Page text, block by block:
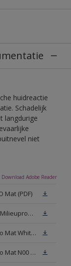
huidreactie
Schadelijk
langdurige
niet
Download Adobe Reader
Mat (PDF)
Sikkens Exterior Wall Paints A - EPD of Milieuproductverklaring
Veiligheidsinformatieblad Alphatex 4So Mat White W05 (MSDS)
Veiligheidsinformatieblad Alphatex 4So Mat N00 (MSDS)